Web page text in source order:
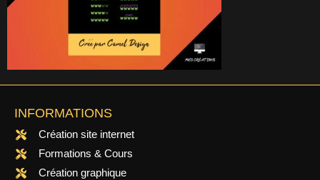
INFORMATIONS
Création site internet
Formations & Cours
Création graphique